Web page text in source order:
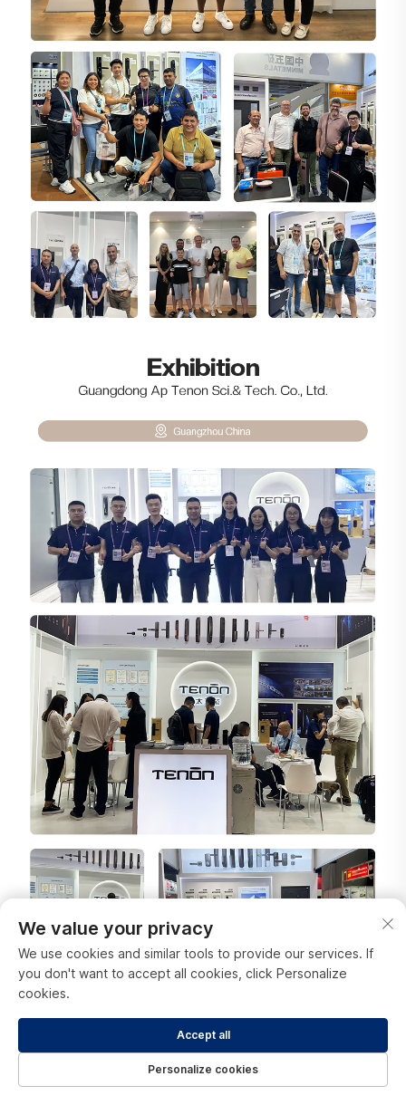
We value your privacy
We use cookies and similar tools to provide our services. If
you don't want to accept all cookies, click Personalize
cookies.
Personalize cookies
Accept all